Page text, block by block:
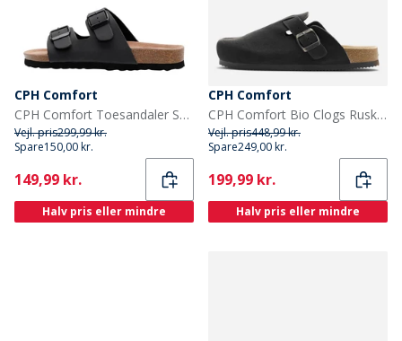
CPH Comfort
CPH Comfort Toesandaler Sort
Vejl. pris299,99 kr.
Spare150,00 kr.
Current
149,99 kr.
Halv pris eller mindre
CPH Comfort
CPH Comfort Bio Clogs Ruskind Sandaler Sort
Vejl. pris448,99 kr.
Spare249,00 kr.
Current
199,99 kr.
Halv pris eller mindre